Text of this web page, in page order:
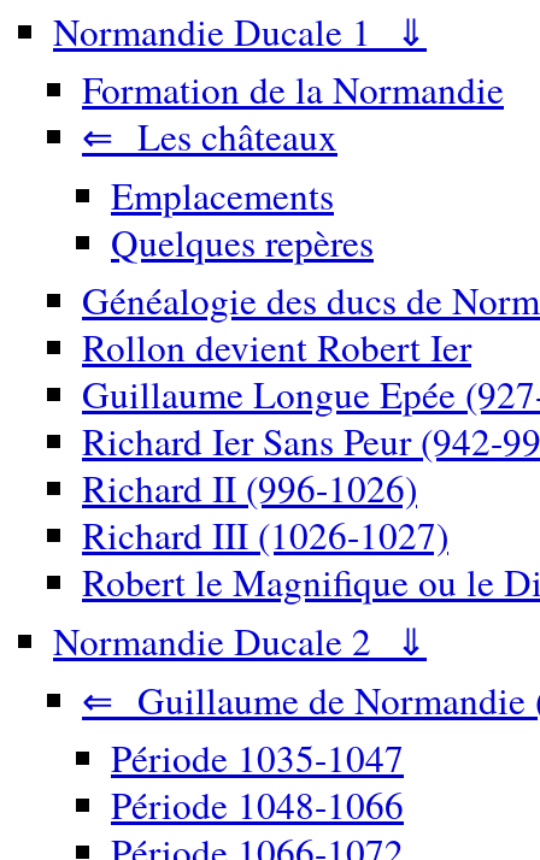
Normandie Ducale 1 ⇓
Formation de la Normandie
⇐ Les châteaux
Emplacements
Quelques repères
Généalogie des ducs de
Rollon devient Robert Ier
Guillaume Longue Epée
Richard Ier Sans Peur (942-
Richard II (996-1026)
Richard III (1026-1027)
Robert le Magnifique ou le
Normandie Ducale 2 ⇓
⇐ Guillaume de Normandie
Période 1035-1047
Période 1048-1066